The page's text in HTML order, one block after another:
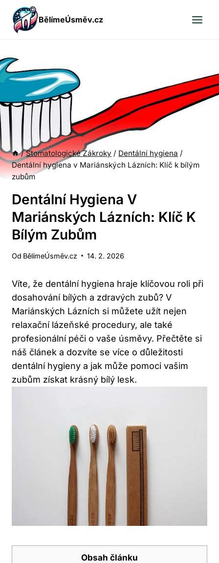
Přeskočit
obsah
BělímeÚsměv.cz
/ Stomatologické Zákroky / Dentální hygiena /
Dentální hygiena v Mariánských Lázních: Klíč k bílým
zubům
Dentální Hygiena V
Mariánských Lázních: Klíč K
Bílým Zubům
Od BělímeÚsměv.cz 14. 2. 2026
Víte, že dentální hygiena hraje klíčovou roli při
dosahování bílých a zdravých zubů? V
Mariánských Lázních si můžete užít nejen
relaxační lázeňské procedury, ale také
profesionální péči o vaše úsměvy. Přečtěte si
náš článek a dozvíte se více o důležitosti
dentální hygieny a jak může pomoci vašim
zubům získat krásný bílý lesk.
Obsah článku